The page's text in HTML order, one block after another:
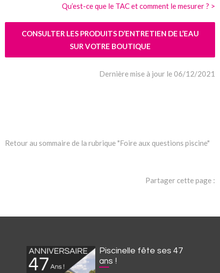
Qu’est-ce que le TAC et comment le mesurer ? >
CONSULTER LES PRODUITS D’ENTRETIEN DE L’EAU
SUR VOTRE BOUTIQUE
Dernière mise à jour le 06/12/2021
Retour au sommaire de la rubrique "Foire aux questions piscine"
Partager cette page :
Piscinelle fête ses 47
ans !